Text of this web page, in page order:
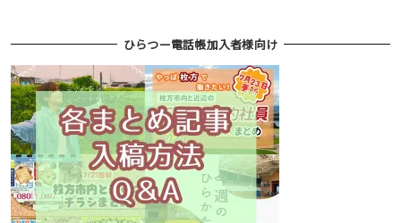
ひらつー電話帳加入者様向け